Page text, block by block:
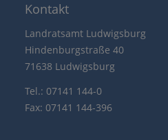
Kontakt
Landratsamt Ludwigsburg
Hindenburgstraße 40
71638 Ludwigsburg
Tel.: 07141 144-0
Fax: 07141 144-396